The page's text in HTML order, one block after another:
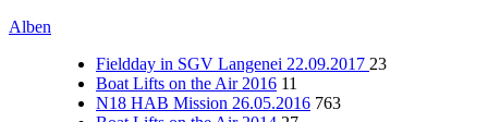
Alben
Fieldday in SGV Langenei 22.09.2017 23
Boat Lifts on the Air 2016 11
N18 HAB Mission 26.05.2016 763